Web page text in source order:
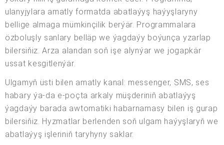
ulanyjylara amatly formatda abatlaýyş haýyşlaryny
bellige almaga mümkinçilik berýär. Programmalara
özboluşly sanlary belläp we ýagdaýy boýunça yzarlap
bilersiňiz. Arza alandan soň işe alynýar we jogapkär
ussat kesgitlenýär.
Ulgamyň üsti bilen amatly kanal: messenger, SMS, ses
habary ýa-da e-poçta arkaly müşderiniň abatlaýyş
ýagdaýy barada awtomatiki habarnamasy bilen iş gurap
bilersiňiz. Hyzmatlar berlenden soň ulgam haýyşlaryň we
abatlaýyş işleriniň taryhyny saklar.